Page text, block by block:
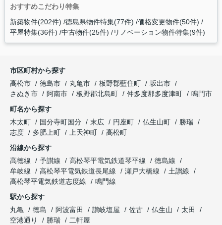
おすすめこだわり特集
新築物件(202件) 徳島県物件特集(77件) 価格変更物件(50件)
平屋特集(36件) 中古物件(25件) リノベーション物件特集(9件)
市区町村から探す
高松市
徳島市 丸亀市 板野郡藍住町
坂出市
さぬき市
阿南市 板野郡北島町 仲多度郡多度津町
鳴門市
町名から探す
木太町
国分寺町国分 末広 円座町 仏生山町
勝瑞
志度
多肥上町 上天神町
高松町
沿線から探す
高徳線
予讃線 高松琴平電気鉄道琴平線
徳島線
牟岐線
高松琴平電気鉄道長尾線 瀬戸大橋線
土讃線
高松琴平電気鉄道志度線
鳴門線
駅から探す
丸亀
徳島 阿波富田 讃岐塩屋 佐古 仏生山
太田
空港通り
勝瑞 二軒屋